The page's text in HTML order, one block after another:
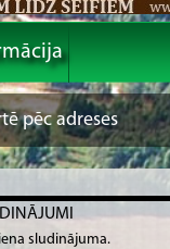
sludinājuma.